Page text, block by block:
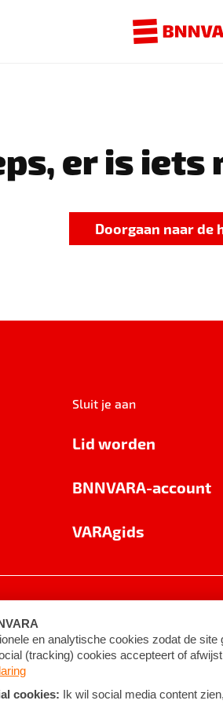
er is iets
Doorgaan naar de
Sluit je aan
Lid worden
BNNVARA-account
VARAgids
voorwaarden ©2026BNNVARA